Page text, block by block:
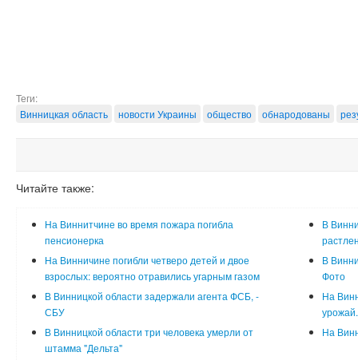
Теги:
Винницкая область
новости Украины общество обнародованы
Читайте также:
На Виннитчине во время пожара погибла
пенсионерка
В
На Винничине погибли четверо детей и двое
взрослых: вероятно отравились угарным газом
В
Фото
В Винницкой области задержали агента ФСБ, -
СБУ
На
В Винницкой области три человека умерли от
штамма "Дельта"
На